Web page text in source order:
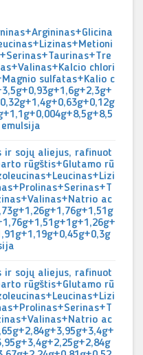
chlori
sulfatas+Kalio c
ir sojų aliejus, rafinuot
rūgštis+Glutamo rū
ac
ir sojų aliejus, rafinuot
rūgštis+Glutamo rū
ac